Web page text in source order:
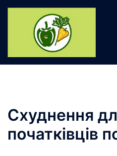
Перейти
Схуднення
початківців